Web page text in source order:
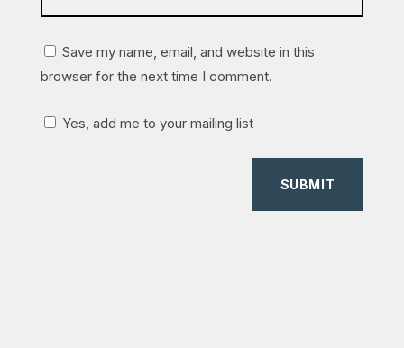
Save my name, email, and website in this
browser for the next time I comment.
Yes, add me to your mailing list
SUBMIT